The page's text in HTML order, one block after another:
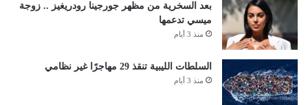
بعد السخرية من مظهر جورجينا رودريغيز .. زوجة
ميسي تدعمها
منذ 3 أيام
السلطات الليبية تنقذ 29 مهاجرًا غير نظامي
منذ 3 أيام